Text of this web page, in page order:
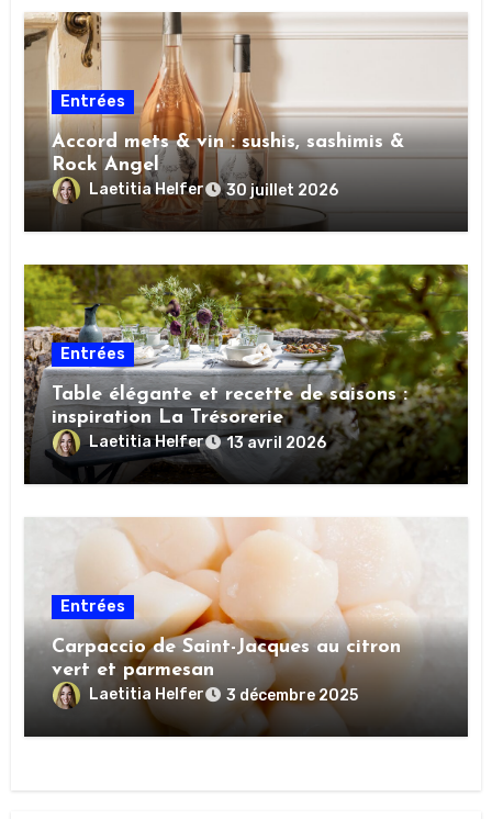
Entrées
Accord mets & vin : sushis, sashimis &
Rock Angel
Laetitia Helfer 30 juillet 2026
Entrées
Table élégante et recette de saisons :
inspiration La Trésorerie
Laetitia Helfer 13 avril 2026
Entrées
Carpaccio de Saint-Jacques au citron
vert et parmesan
Laetitia Helfer 3 décembre 2025